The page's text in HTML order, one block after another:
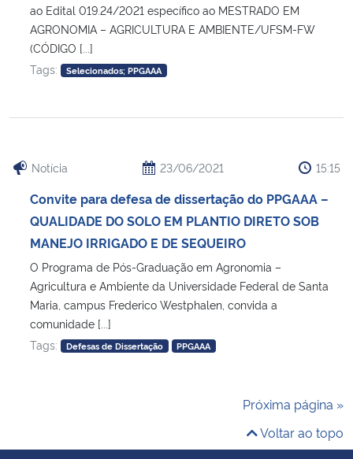
ao Edital 019.24/2021 específico ao MESTRADO EM
AGRONOMIA – AGRICULTURA E AMBIENTE/UFSM-FW
(CÓDIGO [...]
Tags:
Selecionados; PPGAAA
Notícia 23/06/2021 15:15
Convite para defesa de dissertação do PPGAAA –
QUALIDADE DO SOLO EM PLANTIO DIRETO SOB
MANEJO IRRIGADO E DE SEQUEIRO
O Programa de Pós-Graduação em Agronomia –
Agricultura e Ambiente da Universidade Federal de Santa
Maria, campus Frederico Westphalen, convida a
comunidade [...]
Tags:
Defesas de Dissertação PPGAAA
Próxima página »
Voltar ao topo